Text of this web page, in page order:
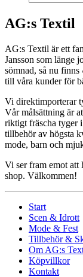
AG:s Textil
AG:s Textil är ett
Jansson som länge
sömnad, så nu finns
till våra kunder för
Vi direktimporterar
Vår målsättning är
riktigt fräscha tyger
tillbehör av högsta
mode, barn och
Vi ser fram emot
shop. Välkommen!
Start
Scen & Idrott
Mode & Fest
Tillbehör &
Om AG:s
Köpvillkor
Kontakt